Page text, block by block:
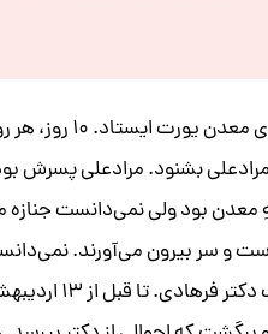
بشنود. مرادعلی پسرش
معدن بود ولی نمی‌دانست